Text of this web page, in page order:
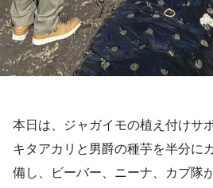
本日は、ジャガイモの植え付けサ
キタアカリと男爵の種芋を半分に
備し、ビーバー、ニーナ、カブ隊